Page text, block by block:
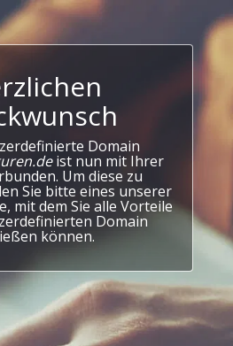
Domain
ist nun mit Ihrer
Um diese zu
Sie bitte eines unserer
mit dem Sie alle Vorteile
Domain
können.